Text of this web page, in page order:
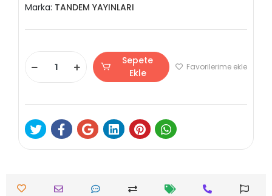
Marka: TANDEM YAYINLARI
Sepete
Ekle
Favorilerime ekle